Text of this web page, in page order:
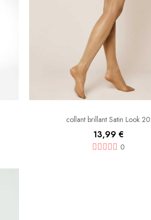
collant brillant Satin Look 20
13,99 €
0